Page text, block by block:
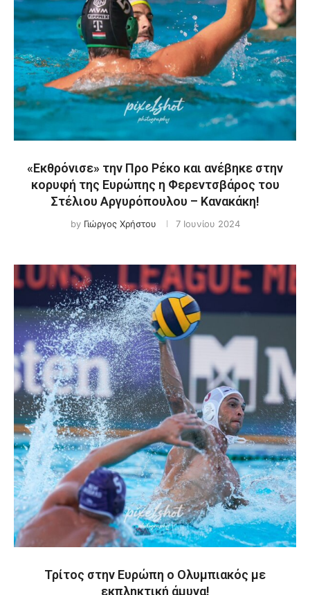
«Εκθρόνισε» την Προ Ρέκο και ανέβηκε στην
κορυφή της Ευρώπης η Φερεντσβάρος του
Στέλιου Αργυρόπουλου – Κανακάκη!
by Γιώργος Χρήστου 7 Ιουνίου 2024
Τρίτος στην Ευρώπη ο Ολυμπιακός με
εκπληκτική άμυνα!